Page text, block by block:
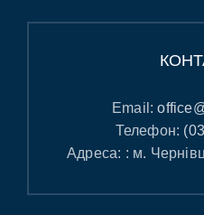
Email:
Телефон:
Адреса: : м.